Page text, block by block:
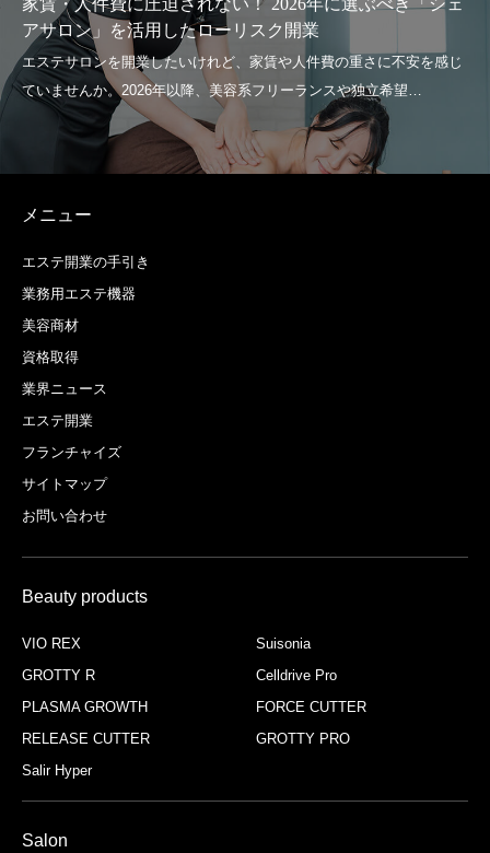
活用したローリスク開業
メニュー
エステ開業の手引き
業務用エステ機器
美容商材
資格取得
業界ニュース
エステ開業
フランチャイズ
サイトマップ
お問い合わせ
Beauty products
VIO REX
Suisonia
GROTTY R
Celldrive Pro
PLASMA GROWTH
FORCE CUTTER
RELEASE CUTTER
GROTTY PRO
Salir Hyper
Salon